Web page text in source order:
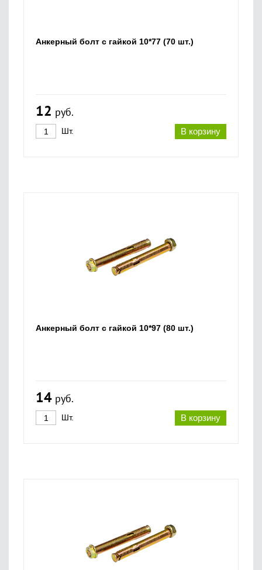
Анкерный болт с гайкой 10*77 (70 шт.)
12 руб.
В корзину
Шт.
Анкерный болт с гайкой 10*97 (80 шт.)
14 руб.
В корзину
Шт.